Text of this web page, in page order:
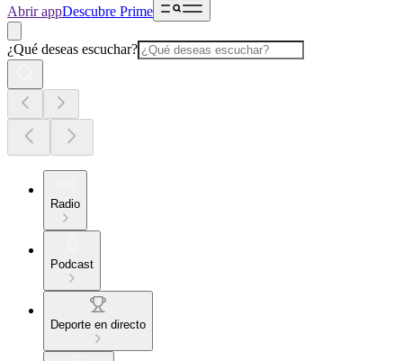
Abrir appDescubre Prime
¿Qué deseas escuchar?
Radio
Podcast
Deporte en directo